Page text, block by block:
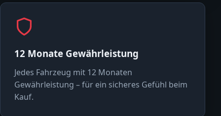
12 Monate Gewährleistung
Jedes Fahrzeug mit 12 Monaten
Gewährleistung – für ein sicheres Gefühl beim
Kauf.